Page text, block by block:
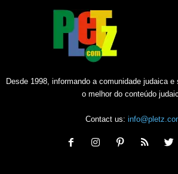
Desde 1998, informando a comunidade judaica
o melhor do conteúdo
Contact us: